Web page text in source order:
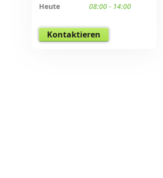
Heute
08:00 - 14:00
Kontaktieren